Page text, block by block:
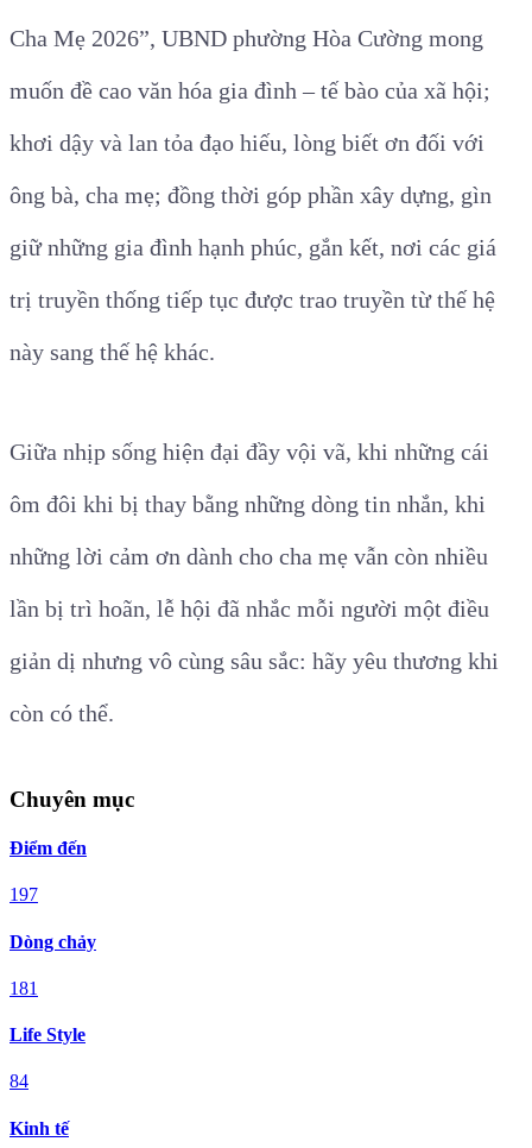
Cha Mẹ 2026”, UBND phường Hòa Cường mong
muốn đề cao văn hóa gia đình – tế bào của xã hội;
khơi dậy và lan tỏa đạo hiếu, lòng biết ơn đối với
ông bà, cha mẹ; đồng thời góp phần xây dựng, gìn
giữ những gia đình hạnh phúc, gắn kết, nơi các giá
trị truyền thống tiếp tục được trao truyền từ thế hệ
này sang thế hệ khác.
Giữa nhịp sống hiện đại đầy vội vã, khi những cái
ôm đôi khi bị thay bằng những dòng tin nhắn, khi
những lời cảm ơn dành cho cha mẹ vẫn còn nhiều
lần bị trì hoãn, lễ hội đã nhắc mỗi người một điều
giản dị nhưng vô cùng sâu sắc: hãy yêu thương khi
còn có thể.
Chuyên mục
Điểm đến
197
Dòng chảy
181
Life Style
84
Kinh tế